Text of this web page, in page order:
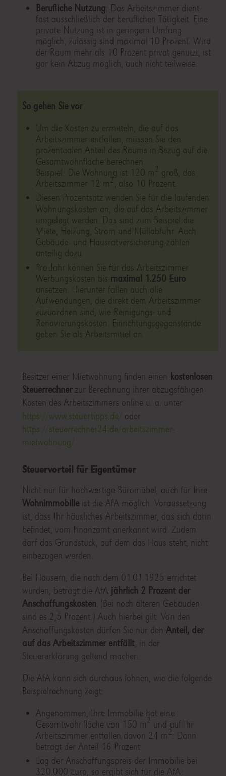
Berufliche Nutzung : Das Arbeitszimmer dient
fast ausschließlich der beruflichen Tätigkeit. Eine
private Nutzung ist in geringem Umfang
möglich, zulässig sind maximal 10 Prozent. Wird
der Raum mehr als 10 Prozent privat genutzt, ist
gar kein Abzug möglich, auch nicht teilweise.
So gehen Sie vor
Um die Kosten zu ermitteln, die auf das
Arbeitszimmer entfallen, müssen Sie den
prozentualen Anteil des Raums in Bezug auf die
Gesamtwohnfläche berechnen.
Beispiel: Die Wohnung ist 120 m 2 groß, das
Arbeitszimmer 12 m 2 , also 10 Prozent.
Diesen Prozentsatz wenden Sie für die laufenden
Wohnungskosten an, die auf das Arbeitszimmer
umgelegt werden. Das sind zum Beispiel die
Miete, Heizung, Strom und Müllabfuhr. Auch
Gebäude- und Hausratversicherung zählen
anteilig dazu.
Pro Jahr können Sie für das Arbeitszimmer
Werbungskosten bis maximal 1.250 Euro
ansetzen. Hierunter fallen auch alle
Aufwendungen, die direkt dem Arbeitszimmer
zuzuordnen sind, wie Reinigungs- und
Renovierungskosten. Einrichtungsgegenstände
geben Sie als Arbeitsmittel an.
Besitzer einer Mietwohnung finden einen kostenlosen
Steuerrechnerzur Berechnung ihrer abzugsfähigen
Kosten des Arbeitszimmers online u. a. unter
https://www.steuertipps.de/
oder
https://steuerrechner24.de/arbeitszimmer-
mietwohnung/
Steuervorteil für Eigentümer
Nicht nur für hochwertige Büromöbel, auch für Ihre
Wohnimmobilieist die AfA möglich. Voraussetzung
ist, dass Ihr häusliches Arbeitszimmer, das sich darin
befindet, vom Finanzamt anerkannt wird. Zudem
darf das Grundstück, auf dem das Haus steht, nicht
einbezogen werden.
Bei Häusern, die nach dem 01.01.1925 errichtet
wurden, beträgt die AfA jährlich 2 Prozent der
Anschaffungskosten . (Bei noch älteren Gebäuden
sind es 2,5 Prozent.) Auch hierbei gilt: Von den
Anschaffungskosten dürfen Sie nur den Anteil, der
auf das Arbeitszimmer entfällt, in der
Steuererklärung geltend machen.
Die AfA kann sich durchaus lohnen, wie die folgende
Beispielrechnung zeigt:
Angenommen, Ihre Immobilie hat eine
Gesamtwohnfläche von 150 m 2 und auf Ihr
Arbeitszimmer entfallen davon 24 m 2
. Dann
beträgt der Anteil 16 Prozent.
Lag der Anschaffungspreis der Immobilie bei
320.000 Euro, so ergibt sich für die AfA: